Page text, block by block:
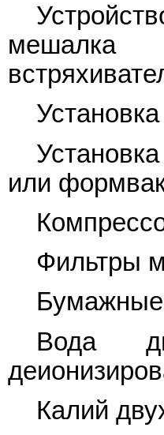
мешалка
или
Фильтры
Вода
Калий